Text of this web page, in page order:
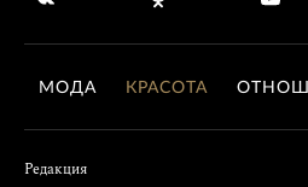
МОДА КРАСОТА
Редакция